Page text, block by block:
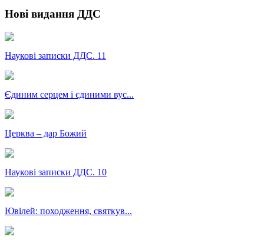
Нові видання ДДС
Наукові записки ДДС. 11
Єдиним серцем і єдиними вус...
Церква – дар Божий
Наукові записки ДДС. 10
Ювілей: походження, святкув...